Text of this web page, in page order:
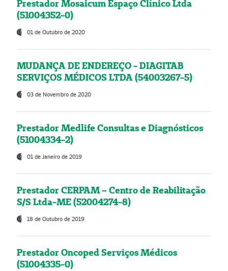
Prestador Mosaicum Espaço Clínico Ltda
(51004352-0)
01 de Outubro de 2020
MUDANÇA DE ENDEREÇO - DIAGITAB
SERVIÇOS MÉDICOS LTDA (54003267-5)
03 de Novembro de 2020
Prestador Medlife Consultas e Diagnósticos
(51004334-2)
01 de Janeiro de 2019
Prestador CERPAM – Centro de Reabilitação
S/S Ltda-ME (52004274-8)
18 de Outubro de 2019
Prestador Oncoped Serviços Médicos
(51004335-0)